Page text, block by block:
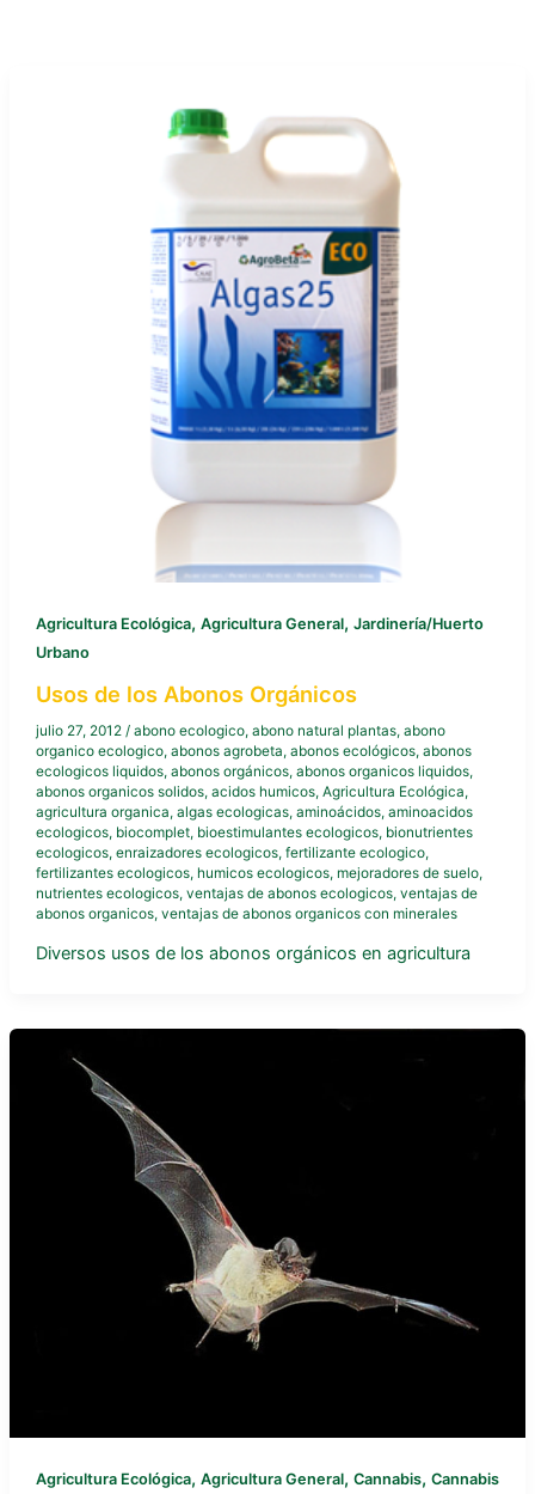
Agricultura Ecológica, Agricultura General, Jardinería/Huerto
Urbano
Usos de los Abonos Orgánicos
julio 27, 2012 / abono ecologico, abono natural plantas, abono
organico ecologico, abonos agrobeta, abonos ecológicos, abonos
ecologicos liquidos, abonos orgánicos, abonos organicos liquidos,
abonos organicos solidos, acidos humicos, Agricultura Ecológica,
agricultura organica, algas ecologicas, aminoácidos, aminoacidos
ecologicos, biocomplet, bioestimulantes ecologicos, bionutrientes
ecologicos, enraizadores ecologicos, fertilizante ecologico,
fertilizantes ecologicos, humicos ecologicos, mejoradores de suelo,
nutrientes ecologicos, ventajas de abonos ecologicos, ventajas de
abonos organicos, ventajas de abonos organicos con minerales
Diversos usos de los abonos orgánicos en agricultura
Agricultura Ecológica, Agricultura General, Cannabis, Cannabis